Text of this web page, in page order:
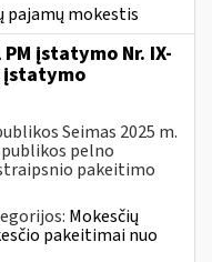
pajamų mokestis
įstatymo Nr. IX-
įstatymo
Seimas 2025 m.
pelno
pakeitimo
Mokesčių
pakeitimai nuo